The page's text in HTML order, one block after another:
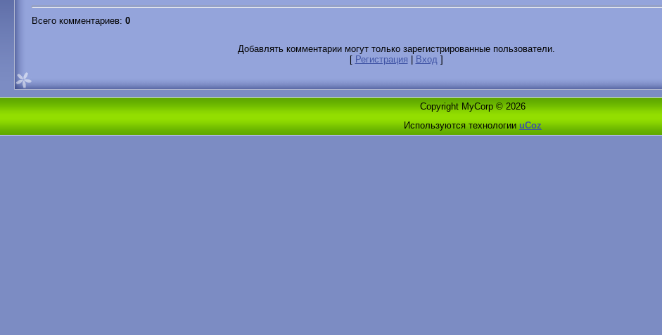
Всего комментариев: 0
Добавлять комментарии могут только зарегистрированные пользователи.
[ Регистрация Вход]
Copyright MyCorp © 2026
Используются технологииuCoz